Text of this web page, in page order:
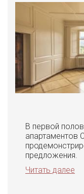
В первой
апартаментов
предложения.
Читать далее